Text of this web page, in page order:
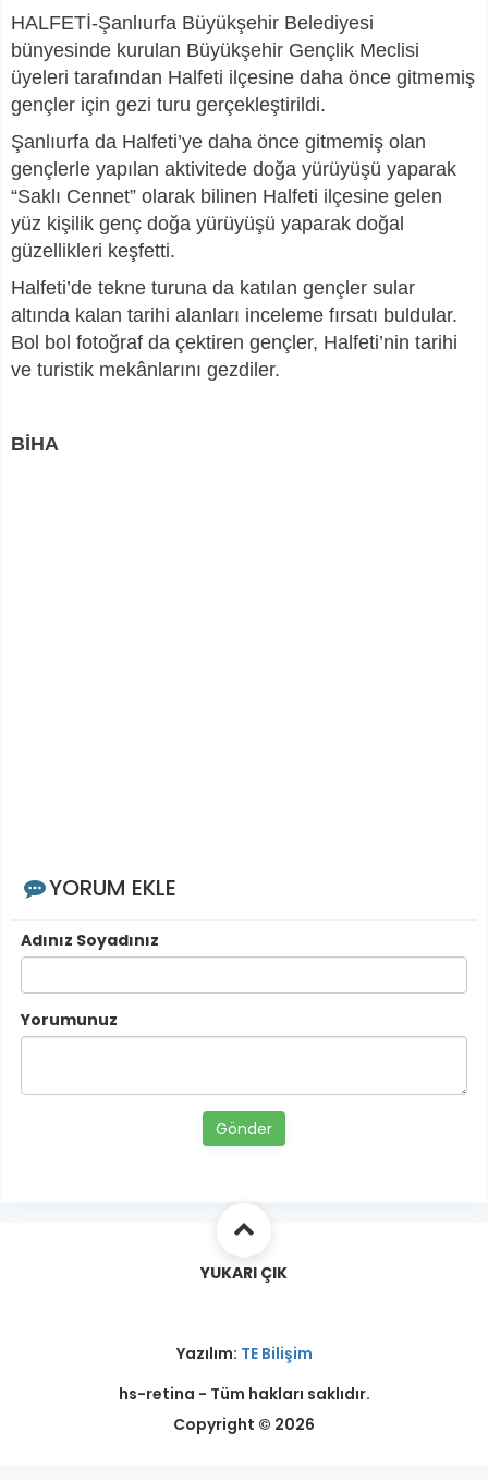
HALFETİ-Şanlıurfa Büyükşehir Belediyesi
bünyesinde kurulan Büyükşehir Gençlik Meclisi
üyeleri tarafından Halfeti ilçesine daha önce gitmemiş
gençler için gezi turu gerçekleştirildi.
Şanlıurfa da Halfeti’ye daha önce gitmemiş olan
gençlerle yapılan aktivitede doğa yürüyüşü yaparak
“Saklı Cennet” olarak bilinen Halfeti ilçesine gelen
yüz kişilik genç doğa yürüyüşü yaparak doğal
güzellikleri keşfetti.
Halfeti’de tekne turuna da katılan gençler sular
altında kalan tarihi alanları inceleme fırsatı buldular.
Bol bol fotoğraf da çektiren gençler, Halfeti’nin tarihi
ve turistik mekânlarını gezdiler.
BİHA
YORUM EKLE
Adınız Soyadınız
Yorumunuz
Gönder
YUKARI ÇIK
Yazılım: TE Bilişim
hs-retina - Tüm hakları saklıdır.
Copyright © 2026